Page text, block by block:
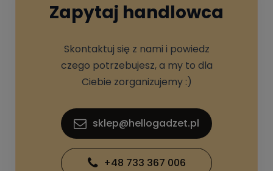
Zapytaj handlowca
Skontaktuj się z nami i powiedz
czego potrzebujesz, a my to dla
Ciebie zorganizujemy :)
sklep@hellogadzet.pl
+48 733 367 006